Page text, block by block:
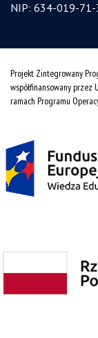
NIP: 634-019-
Projekt Zintegrowany
współfinansowany przez
ramach Programu